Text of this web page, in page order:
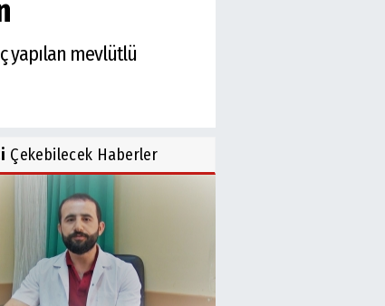
yapılan mevlütlü
Çekebilecek Haberler